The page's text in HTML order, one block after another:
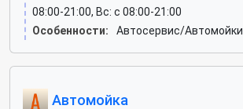
08:00-21:00, Вс: c 08:00-21:00
Особенности:
Автосервис/Автомойки
Автомойка